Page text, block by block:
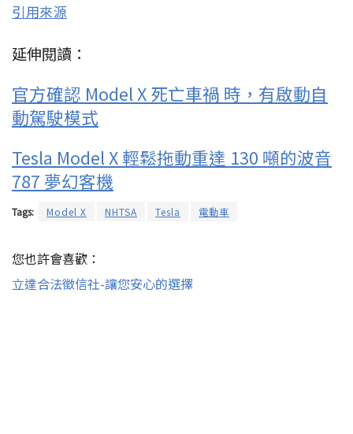
引用來源
延伸閱讀：
官方確認 Model X 死亡車禍 時，有啟動自
動駕駛模式
Tesla Model X 輕鬆拖動重達 130 噸的波音
787 夢幻客機
Tags: Model X NHTSA Tesla 電動車
您也許會喜歡：
立達合法徵信社-讓您安心的選擇